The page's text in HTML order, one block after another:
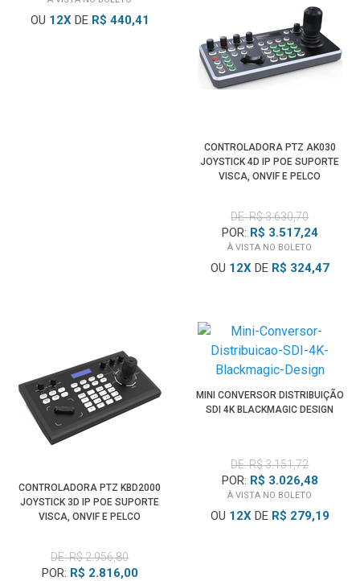
OU 12XDE R$ 440,41
CONTROLADORA PTZ AK030
JOYSTICK 4D IP POE SUPORTE
VISCA, ONVIF E PELCO
DE: R$ 3.630,70
POR: R$ 3.517,24
À VISTA NO BOLETO
OU 12XDE R$ 324,47
CONTROLADORA PTZ KBD2000
JOYSTICK 3D IP POE SUPORTE
VISCA, ONVIF E PELCO
DE: R$ 2.956,80
POR: R$ 2.816,00
MINI CONVERSOR DISTRIBUIÇÃO
SDI 4K BLACKMAGIC DESIGN
DE: R$ 3.151,72
POR: R$ 3.026,48
À VISTA NO BOLETO
OU 12XDE R$ 279,19